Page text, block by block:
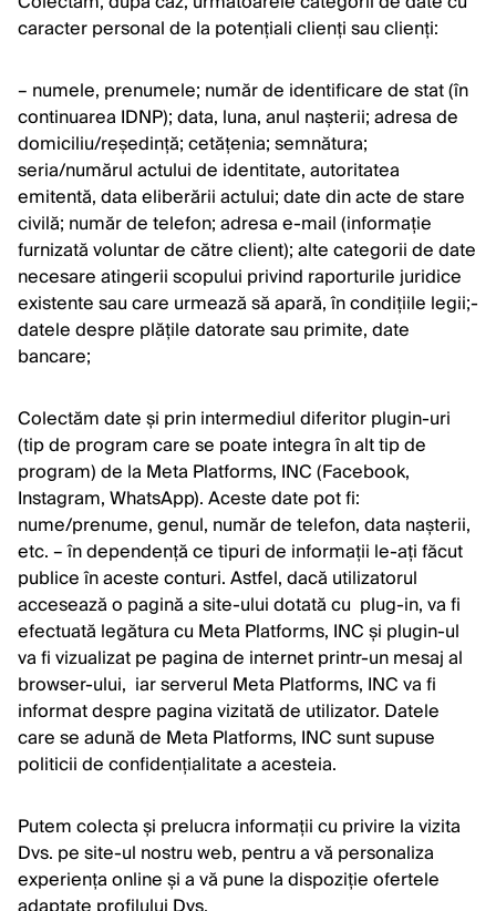
caracter personal de la potențiali clienți sau clienți:
– numele, prenumele; număr de identificare de stat (în
continuarea IDNP); data, luna, anul nașterii; adresa de
domiciliu/reședință; cetățenia; semnătura;
seria/numărul actului de identitate, autoritatea
emitentă, data eliberării actului; date din acte de stare
civilă; număr de telefon; adresa e-mail (informație
furnizată voluntar de către client); alte categorii de date
necesare atingerii scopului privind raporturile juridice
existente sau care urmează să apară, în condițiile legii;-
datele despre plățile datorate sau primite, date
bancare;
Colectăm date și prin intermediul diferitor plugin-uri
(tip de program care se poate integra în alt tip de
program) de la Meta Platforms, INC (Facebook,
Instagram, WhatsApp). Aceste date pot fi:
nume/prenume, genul, număr de telefon, data nașterii,
etc. – în dependență ce tipuri de informații le-ați făcut
publice în aceste conturi. Astfel, dacă utilizatorul
accesează o pagină a site-ului dotată cu plug-in, va fi
efectuată legătura cu Meta Platforms, INC și plugin-ul
va fi vizualizat pe pagina de internet printr-un mesaj al
browser-ului, iar serverul Meta Platforms, INC va fi
informat despre pagina vizitată de utilizator. Datele
care se adună de Meta Platforms, INC sunt supuse
politicii de confidențialitate a acesteia.
Putem colecta și prelucra informații cu privire la vizita
Dvs. pe site-ul nostru web, pentru a vă personaliza
experiența online și a vă pune la dispoziție ofertele